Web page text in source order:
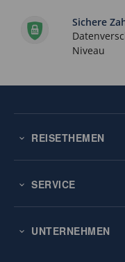
Sichere
Niveau
REISETHEMEN
SERVICE
UNTERNEHMEN